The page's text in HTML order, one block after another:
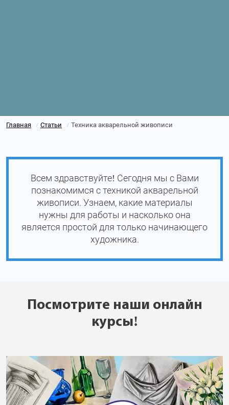
Главная / Статьи / Техника акварельной живописи
Всем здравствуйте! Сегодня мы с Вами
познакомимся с техникой акварельной
живописи. Узнаем, какие материалы
нужны для работы и насколько она
является простой для только начинающего
художника.
Посмотрите наши онлайн
курсы!